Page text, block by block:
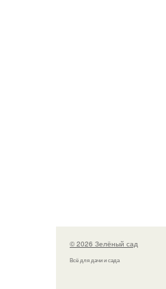
© 2026 Зелёный сад
Всё для дачи и сада